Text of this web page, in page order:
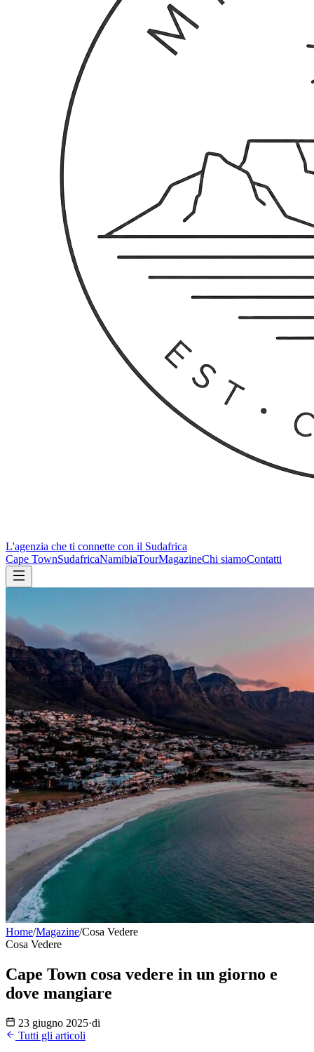
L'agenzia che ti connette con il Sudafrica
Cape TownSudafricaNamibiaTourMagazineChi siamoContatti
Home/Magazine/Cosa Vedere
Cosa Vedere
Cape Town cosa vedere in un giorno e
dove mangiare
23 giugno 2025·di
Tutti gli articoli